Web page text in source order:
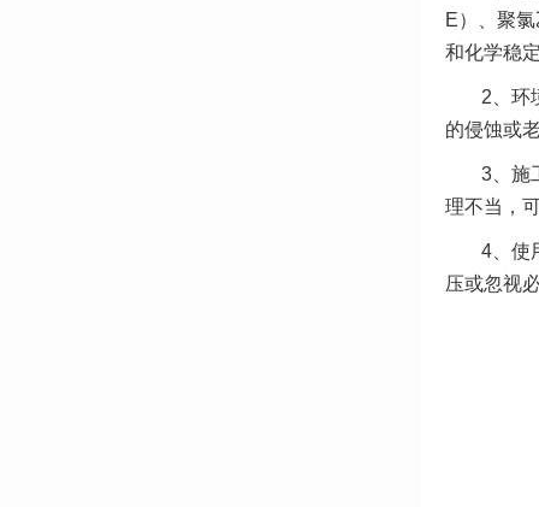
E）、聚
和化学稳
2、环
的侵蚀或
3、施
理不当，
4、使
压或忽视